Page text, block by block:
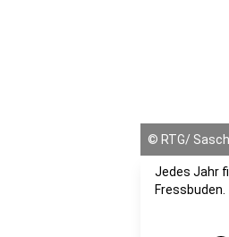
© RTG/
Jedes Jahr
Fressbuden.